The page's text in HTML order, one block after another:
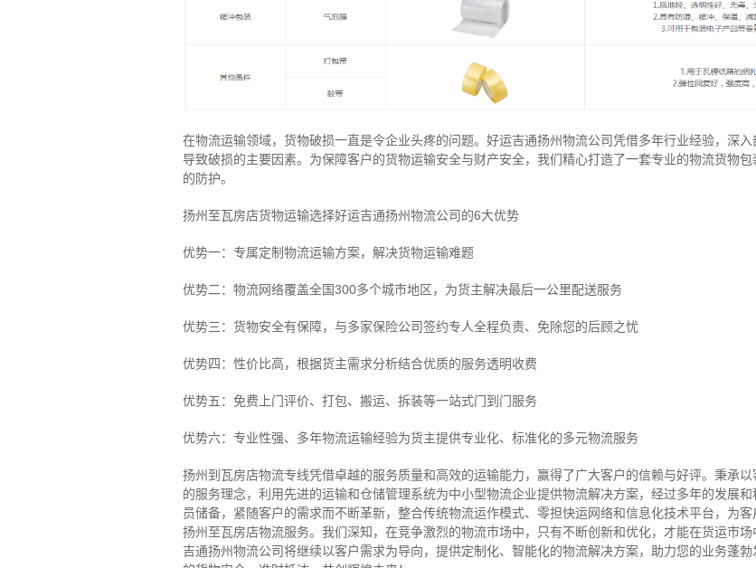
在物流运输领域，货物破损一直是令企业头疼的问题。好运吉通扬州物流公司凭借多年行业经验，深
导致破损的主要因素。为保障客户的货物运输安全与财产安全，我们精心打造了一套专业的物流货物
的防护。
扬州至瓦房店货物运输选择好运吉通扬州物流公司的6大优势
优势一：专属定制物流运输方案，解决货物运输难题
优势二：物流网络覆盖全国300多个城市地区，为货主解决最后一公里配送服务
优势三：货物安全有保障，与多家保险公司签约专人全程负责、免除您的后顾之忧
优势四：性价比高，根据货主需求分析结合优质的服务透明收费
优势五：免费上门评价、打包、搬运、拆装等一站式门到门服务
优势六：专业性强、多年物流运输经验为货主提供专业化、标准化的多元物流服务
扬州到瓦房店物流专线凭借卓越的服务质量和高效的运输能力，赢得了广大客户的信赖与好评。 秉承以
的服务理念，利用先进的运输和仓储管理系统为中小型物流企业提供物流解决方案，经过多年的发展
员储备，紧随客户的需求而不断革新，整合传统物流运作模式、零担快运网络和信息化技术平台，为
扬州至瓦房店物流服务。 我们深知，在竞争激烈的物流市场中，只有不断创新和优化，才能在货运市场
吉通扬州物流公司将继续以客户需求为导向，提供定制化、智能化的物流解决方案，助力您的业务蓬